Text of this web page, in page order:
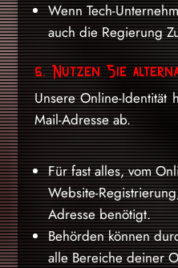
Wenn Tech-
auch die Regierung
5. Nutzen Sie
Unsere Online-Identität
Mail-Adresse ab.
Für fast alles, vom
Website-
Adresse benötigt.
Behörden können
alle Bereiche deiner